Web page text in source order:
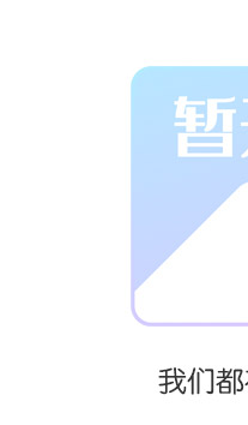
汉的
山，
旅游
核心